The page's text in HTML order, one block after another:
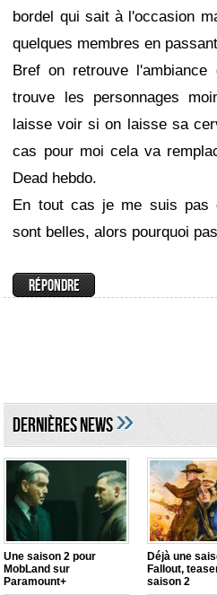
bordel qui sait à l'occasion
quelques membres en
Bref on retrouve
trouve les personnages
laisse voir si on laisse sa
cas pour moi cela va
Dead hebdo.
En tout cas je me suis pas
sont belles, alors pourquoi
DERNIÈRES NEWS»
Une saison 2 pour
MobLand sur
Paramount+
Déjà une
Fallout,
saison 2